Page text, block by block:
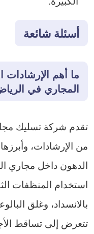
أسئلة شائعة
ما أهم
المجاري في
تقدم شركة تسليك
من الإرشادات،
الدهون داخل مجاري
استخدام المنظفات
بالانسداد، وغلق
تتعرض إلى تساقط